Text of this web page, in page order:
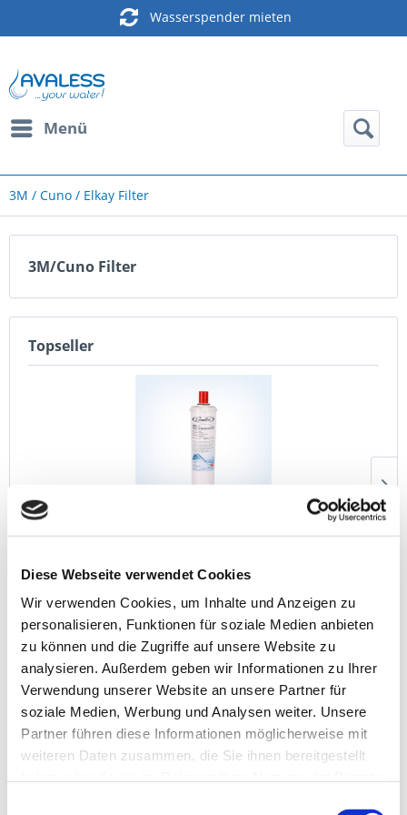
Diese Webseite verwendet Cookies
Wir verwenden Cookies, um Inhalte und Anzeigen zu
personalisieren, Funktionen für soziale Medien anbieten
zu können und die Zugriffe auf unsere Website zu
analysieren. Außerdem geben wir Informationen zu Ihrer
Verwendung unserer Website an unsere Partner für
soziale Medien, Werbung und Analysen weiter. Unsere
Partner führen diese Informationen möglicherweise mit
weiteren Daten zusammen, die Sie ihnen bereitgestellt
Wasserspender mieten
Menü
3M / Cuno / Elkay Filter
3M/Cuno Filter
Topseller
Cornelius AQUATREAT 1 Aktivkohlefilter...
Preis auf Anfrage